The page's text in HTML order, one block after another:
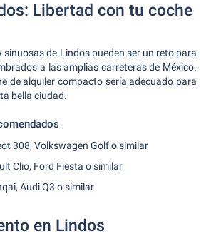
Libertad con tu coche
sinuosas de Lindos pueden ser un reto para
a las amplias carreteras de México.
de alquiler compacto sería adecuado para
bella ciudad.
308, Volkswagen Golf o similar
Clio, Ford Fiesta o similar
Audi Q3 o similar
en Lindos